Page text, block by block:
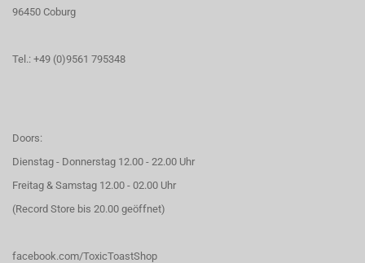
96450 Coburg
Tel.: +49 (0)9561 795348
Doors:
Dienstag - Donnerstag 12.00 - 22.00 Uhr
Freitag & Samstag 12.00 - 02.00 Uhr
(Record Store bis 20.00 geöffnet)
facebook.com/ToxicToastShop